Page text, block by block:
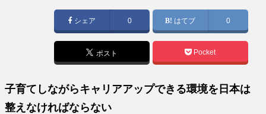
シェア 0 はてブ 0
ポスト Pocket
子育てしながらキャリアアップできる環境を日本は
整えなければならない